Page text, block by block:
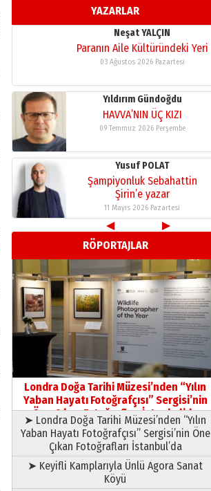
YAZARLAR
11 Mayıs 2026 Pazartesi
Neşat YALÇIN
Paranın Aile Kültüründeki Yeri
03 Ağustos 2026 Pazartesi
Yıldırım Gündoğdu
HAVVA’NIN ÜÇ KIZI
09 Temmuz 2026 Perşembe
Yusuf POLAT
Şampiyonluk Sebahattin
Şirin’e yazar
11 Mayıs 2026 Pazartesi
Neşat YALÇIN
Paranın Aile Kültüründeki Yeri
03 Ağustos 2026 Pazartesi
Yıldırım Gündoğdu
HAVVA’NIN ÜÇ KIZI
09 Temmuz 2026 Perşembe
Yusuf POLAT
Şampiyonluk Sebahattin
Şirin’e yazar
11 Mayıs 2026 Pazartesi
◀
▶
RÖPORTAJLAR
Londra Doğa Tarihi Müzesi’nden “Yılın
Yaban Hayatı Fotoğrafçısı” Sergisi’nin
Öne Çıkan Fotoğrafları İstanbul’da
➤ Londra Doğa Tarihi Müzesi’nden “Yılın
Yaban Hayatı Fotoğrafçısı” Sergisi’nin Öne
Çıkan Fotoğrafları İstanbul’da
➤ Keyifli Kamplarıyla Ünlü Agora Sanat
Köyü